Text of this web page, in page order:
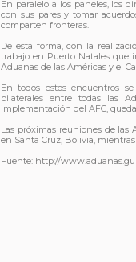
En paralelo a los paneles, los
con sus pares y tomar
comparten fronteras.
De esta forma, con la
trabajo en Puerto Natales que
Aduanas de las Américas y el
En todos estos encuentros
bilaterales entre todas las
implementación del AFC,
Las próximas reuniones de las
en Santa Cruz, Bolivia,
Fuente: http://